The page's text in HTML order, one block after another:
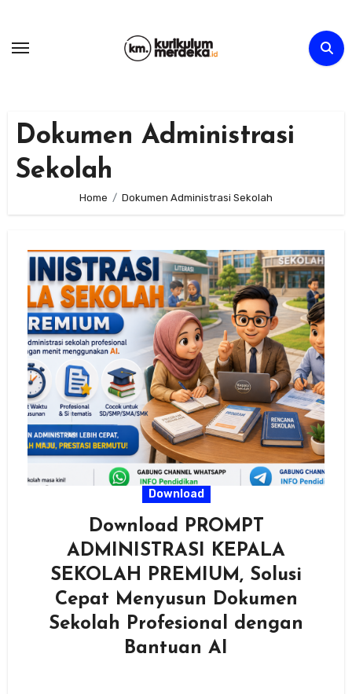
content
Dokumen Administrasi
Sekolah
Home Dokumen Administrasi Sekolah
Download
Download PROMPT
ADMINISTRASI KEPALA
SEKOLAH PREMIUM, Solusi
Cepat Menyusun Dokumen
Sekolah Profesional dengan
Bantuan AI